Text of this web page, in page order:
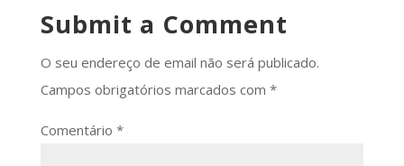
Submit a Comment
O seu endereço de email não será publicado.
Campos obrigatórios marcados com *
Comentário *